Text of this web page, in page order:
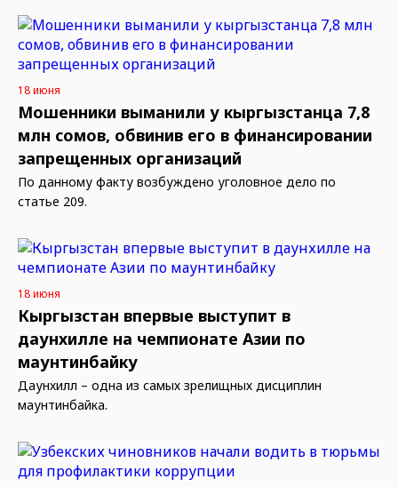
18 июня
Мошенники выманили у кыргызстанца 7,8
млн сомов, обвинив его в финансировании
запрещенных организаций
По данному факту возбуждено уголовное дело по
статье 209.
18 июня
Кыргызстан впервые выступит в
даунхилле на чемпионате Азии по
маунтинбайку
Даунхилл – одна из самых зрелищных дисциплин
маунтинбайка.